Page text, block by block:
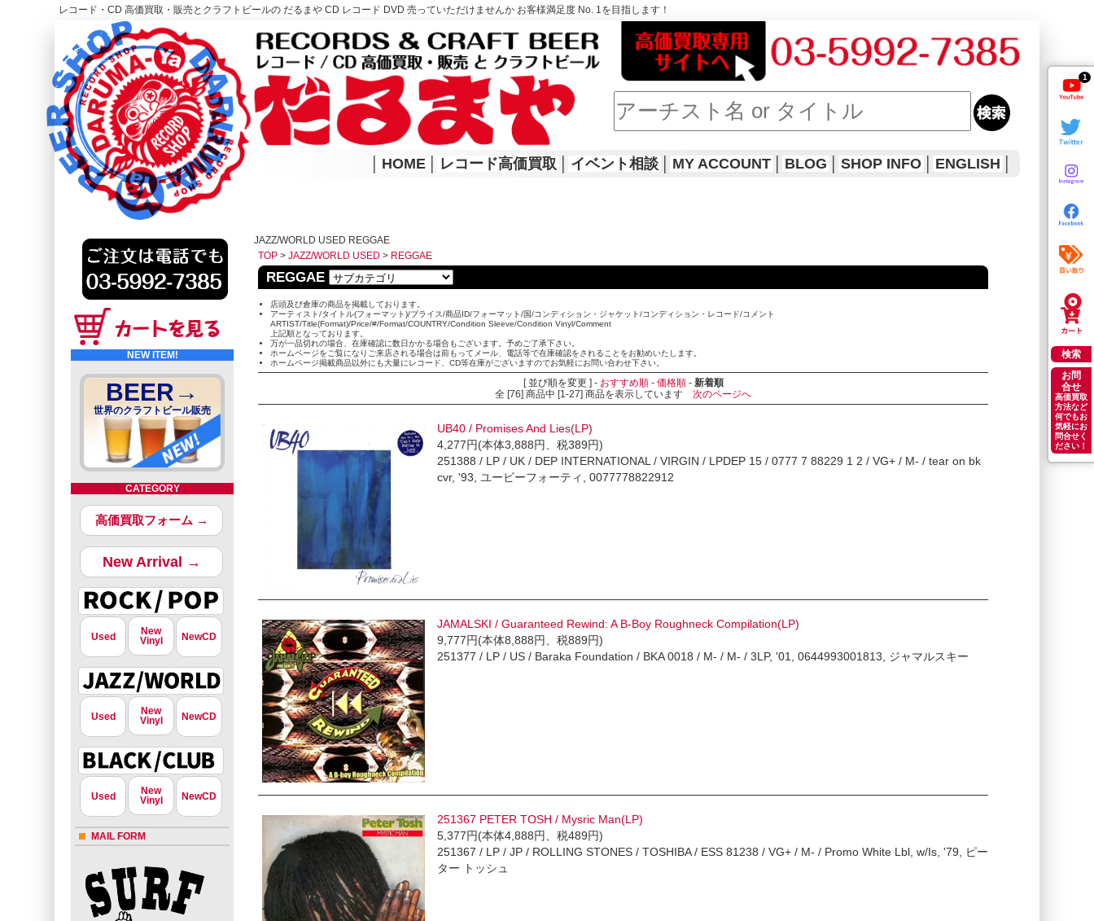
レコード・CD 高価買取・販売とクラフトビールの だるまや CD レコード DVD 売っていただけませんか お客様満足度 No. 1を目指します！
1
検索
お問
合せ
高価買取
方法など
何でもお
気軽にお
問合せく
ださい！
レコード高価買取はこちら
HOME
HOME レコード高価買取 イベント相談 MY ACCOUNT BLOG SHOP INFO ENGLISH
NEW ITEM!
BEER→
世界のクラフトビール販売
CATEGORY
高価買取フォーム →
New Arrival →
Used
New
Vinyl
NewCD
Used
New
Vinyl
NewCD
Used
New
Vinyl
NewCD
MAIL FORM
JAZZ/WORLD USED REGGAE
TOP > JAZZ/WORLD USED > REGGAE
REGGAE
店頭及び倉庫の商品を掲載しております。
アーティスト/タイトル(フォーマット)/プライス/商品ID/フォーマット/国/コンディション・ジャケット/コンディション・レコード/コメント
ARTIST/Title(Format)/Price/#/Format/COUNTRY/Condition Sleeve/Condition Vinyl/Comment
上記順となっております。
万が一品切れの場合、在庫確認に数日かかる場合もございます。予めご了承下さい。
ホームページをご覧になりご来店される場合は前もってメール、電話等で在庫確認をされることをお勧めいたします。
ホームページ掲載商品以外にも大量にレコード、CD等在庫がございますのでお気軽にお問い合わせ下さい。
[ 並び順を変更 ] - おすすめ順- 価格順- 新着順
全 [76] 商品中 [1-27] 商品を表示しています 次のページへ
UB40 / Promises And Lies(LP)
4,277円(本体3,888円、税389円)
251388 / LP / UK / DEP INTERNATIONAL / VIRGIN / LPDEP 15 / 0777 7 88229 1 2 / VG+ / M- / tear on bk
cvr, '93, ユービーフォーティ, 0077778822912
JAMALSKI / Guaranteed Rewind: A B-Boy Roughneck Compilation(LP)
9,777円(本体8,888円、税889円)
251377 / LP / US / Baraka Foundation / BKA 0018 / M- / M- / 3LP, '01, 0644993001813, ジャマルスキー
251367 PETER TOSH / Mysric Man(LP)
5,377円(本体4,888円、税489円)
251367 / LP / JP / ROLLING STONES / TOSHIBA / ESS 81238 / VG+ / M- / Promo White Lbl, w/Is, '79, ピー
ター トッシュ